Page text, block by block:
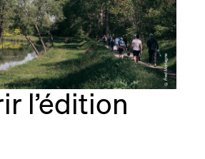
© Fred Mortagne
l’édition